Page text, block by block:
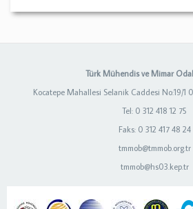
Türk Mühendis ve Mimar
Kocatepe Mahallesi Selanik Caddesi No:19/1
Tel: 0 312 418 12 75
Faks: 0 312 417 48 24
tmmob@tmmob.org.tr
tmmob@hs03.kep.tr